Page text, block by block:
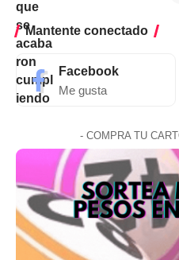
Mantente conectado
Facebook
Me gusta
- COMPRA TU